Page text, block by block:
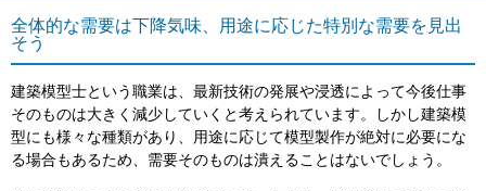
全体的な需要は下降気味、用途に応じた特別な需要を見出
そう
建築模型士という職業は、最新技術の発展や浸透によって今後仕事
そのものは大きく減少していくと考えられています。しかし建築模
型にも様々な種類があり、用途に応じて模型製作が絶対に必要にな
る場合もあるため、需要そのものは潰えることはないでしょう。